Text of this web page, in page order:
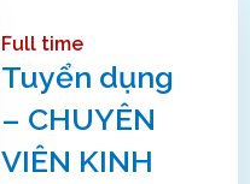
Full time
Tuyển dụng
– CHUYÊN
VIÊN KINH